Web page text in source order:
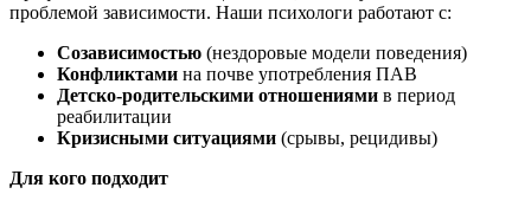
проблемой зависимости. Наши психологи работают с:
Созависимостью (нездоровые модели поведения)
Конфликтами на почве употребления ПАВ
Детско-родительскими отношениями в период
реабилитации
Кризисными ситуациями (срывы, рецидивы)
Для кого подходит